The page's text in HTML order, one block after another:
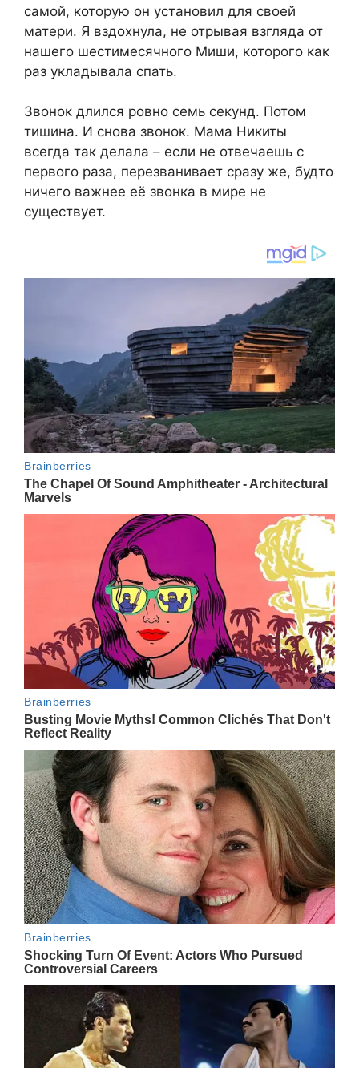
самой, которую он установил для своей
матери. Я вздохнула, не отрывая взгляда от
нашего шестимесячного Миши, которого как
раз укладывала спать.
Звонок длился ровно семь секунд. Потом
тишина. И снова звонок. Мама Никиты
всегда так делала – если не отвечаешь с
первого раза, перезванивает сразу же, будто
ничего важнее её звонка в мире не
существует.